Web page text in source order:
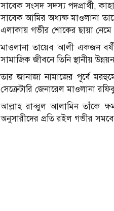
সাবেক সংসদ সদস্য পদপ্রার্থী,
সাবেক আমির অধ্যক্ষ মাওলানা
এলাকায় গভীর শোকের ছায়া নেমে
মাওলানা তায়েব আলী একজন
সামাজিক জীবনে তিনি স্থানীয়
তার জানাজা নামাজের পূর্বে
সেক্রেটারি জেনারেল মাওলানা
আল্লাহ রাব্বুল আলামিন তাঁকে
অনুসারীদের প্রতি রইল গভীর